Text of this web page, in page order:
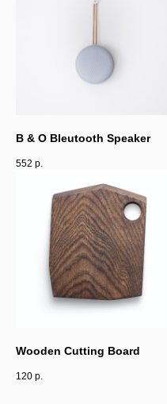
B & O Bleutooth Speaker
552 р.
Wooden Cutting Board
120 р.